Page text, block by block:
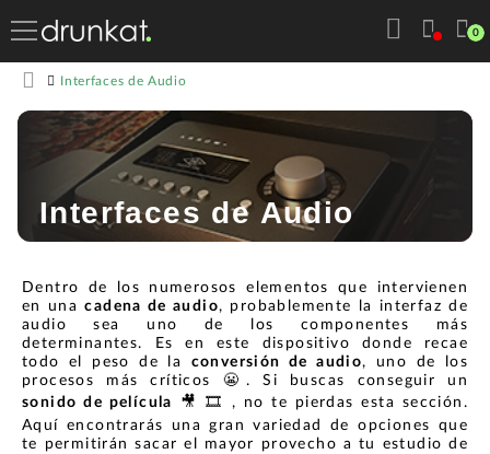
0
Interfaces de Audio
Interfaces de Audio
Dentro de los numerosos elementos que intervienen
en unacadena de audio, probablemente la interfaz de
audio sea uno de los componentes más
determinantes. Es en este dispositivo donde recae
todo el peso de la conversión de audio, uno de los
procesos más críticos 😬. Si buscas conseguir un
sonido de película
🎥 🎞️ , no te pierdas esta sección.
Aquí encontrarás una gran variedad de opciones que
te permitirán sacar el mayor provecho a tu estudio de